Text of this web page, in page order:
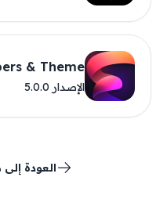
& Theme
الإصدار 5.0.0
العودة